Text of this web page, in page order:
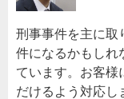
刑事事件を主に取
件になるかもしれ
ています。お客様
だけるよう対応し